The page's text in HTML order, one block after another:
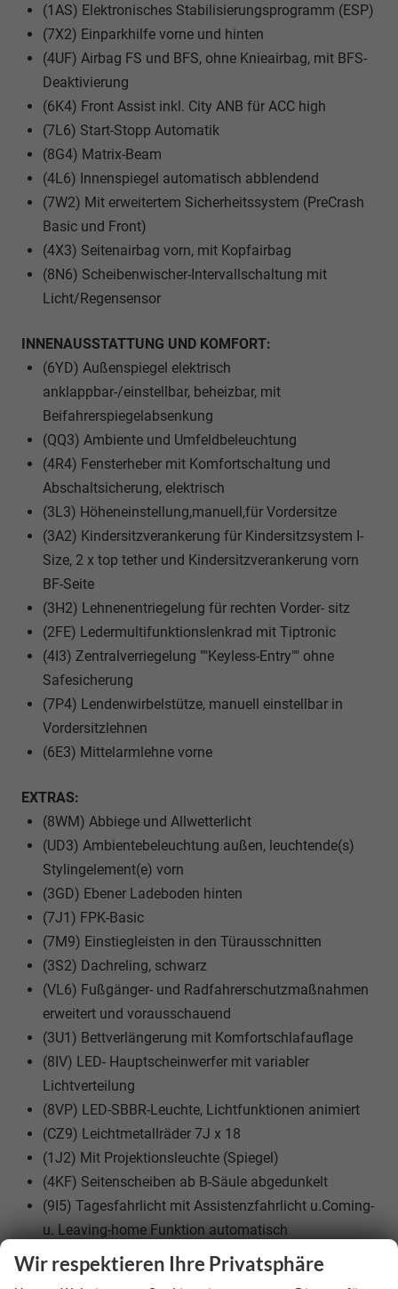
(1AS) Elektronisches Stabilisierungsprogramm (ESP)
(7X2) Einparkhilfe vorne und hinten
(4UF) Airbag FS und BFS, ohne Knieairbag, mit BFS-
Deaktivierung
(6K4) Front Assist inkl. City ANB für ACC high
(7L6) Start-Stopp Automatik
(8G4) Matrix-Beam
(4L6) Innenspiegel automatisch abblendend
(7W2) Mit erweitertem Sicherheitssystem (PreCrash
Basic und Front)
(4X3) Seitenairbag vorn, mit Kopfairbag
(8N6) Scheibenwischer-Intervallschaltung mit
Licht/Regensensor
INNENAUSSTATTUNG UND KOMFORT:
(6YD) Außenspiegel elektrisch
anklappbar-/einstellbar, beheizbar, mit
Beifahrerspiegelabsenkung
(QQ3) Ambiente und Umfeldbeleuchtung
(4R4) Fensterheber mit Komfortschaltung und
Abschaltsicherung, elektrisch
(3L3) Höheneinstellung,manuell,für Vordersitze
(3A2) Kindersitzverankerung für Kindersitzsystem I-
Size, 2 x top tether und Kindersitzverankerung vorn
BF-Seite
(3H2) Lehnenentriegelung für rechten Vorder- sitz
(2FE) Ledermultifunktionslenkrad mit Tiptronic
(4I3) Zentralverriegelung ""Keyless-Entry"" ohne
Safesicherung
(7P4) Lendenwirbelstütze, manuell einstellbar in
Vordersitzlehnen
(6E3) Mittelarmlehne vorne
EXTRAS:
(8WM) Abbiege und Allwetterlicht
(UD3) Ambientebeleuchtung außen, leuchtende(s)
Stylingelement(e) vorn
(3GD) Ebener Ladeboden hinten
(7J1) FPK-Basic
(7M9) Einstiegleisten in den Türausschnitten
(3S2) Dachreling, schwarz
(VL6) Fußgänger- und Radfahrerschutzmaßnahmen
erweitert und vorausschauend
(3U1) Bettverlängerung mit Komfortschlafauflage
(8IV) LED- Hauptscheinwerfer mit variabler
Lichtverteilung
(8VP) LED-SBBR-Leuchte, Lichtfunktionen animiert
(CZ9) Leichtmetallräder 7J x 18
(1J2) Mit Projektionsleuchte (Spiegel)
(4KF) Seitenscheiben ab B-Säule abgedunkelt
(9I5) Tagesfahrlicht mit Assistenzfahrlicht u.Coming-
u. Leaving-home Funktion automatisch
Räder & Technik
Wir respektieren Ihre Privatsphäre